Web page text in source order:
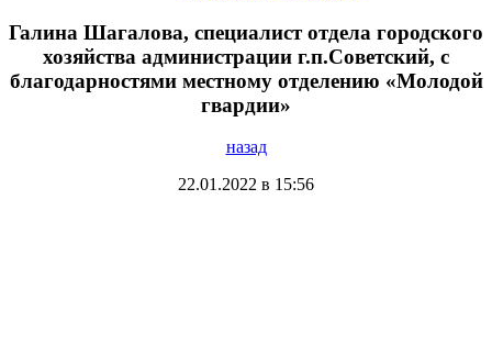
Галина Шагалова, специалист отдела городского
хозяйства администрации г.п.Советский, с
благодарностями местному отделению «Молодой
гвардии»
назад
22.01.2022 в 15:56